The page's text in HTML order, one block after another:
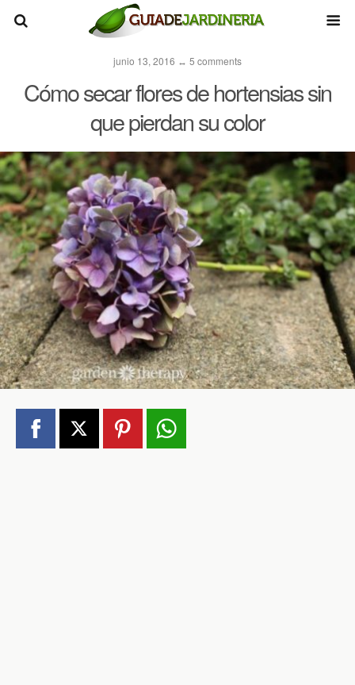
junio 13, 2016 ↔ 5 comments
Cómo secar flores de hortensias sin
que pierdan su color